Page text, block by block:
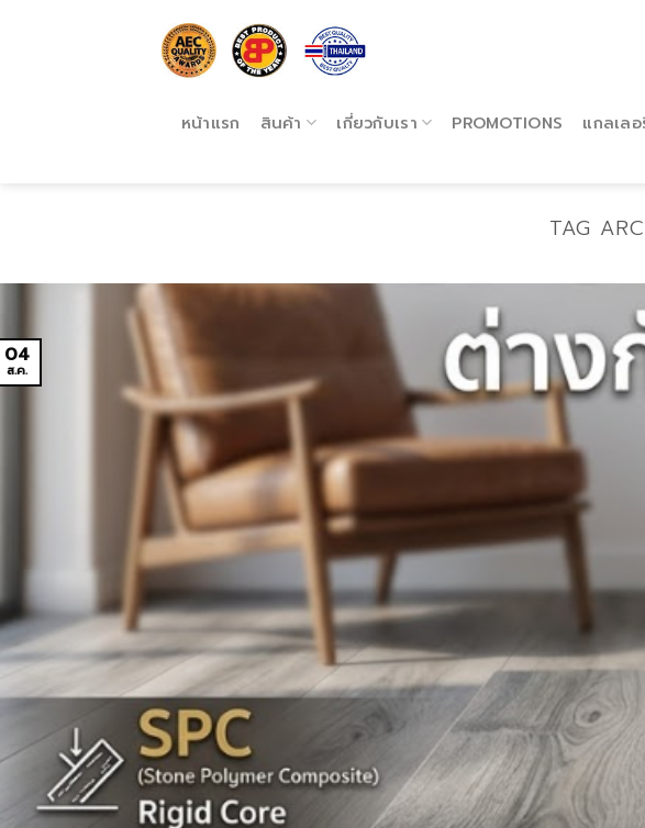
หน้าแรก สินค้า เกี่ยวกับเรา PROMOTIONS แกลเลอ
TAG
04
ส.ค.